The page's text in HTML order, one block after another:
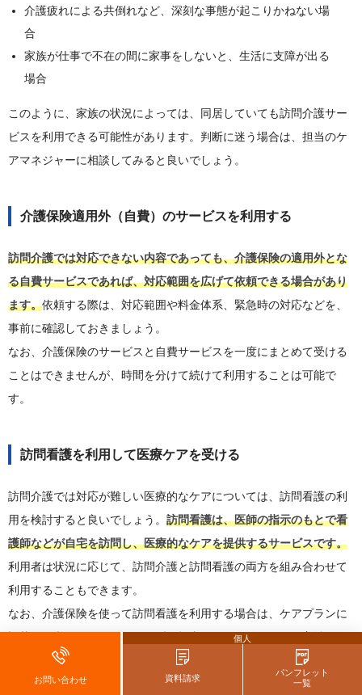
介護疲れによる共倒れなど、深刻な事態が起こりかねない場
合
家族が仕事で不在の間に家事をしないと、生活に支障が出る
場合
このように、家族の状況によっては、同居していても訪問介護サー
ビスを利用できる可能性があります。判断に迷う場合は、担当のケ
アマネジャーに相談してみると良いでしょう。
介護保険適用外（自費）のサービスを利用する
訪問介護では対応できない内容であっても、介護保険の適用外とな
る自費サービスであれば、対応範囲を広げて依頼できる場合があり
ます。依頼する際は、対応範囲や料金体系、緊急時の対応などを、
事前に確認しておきましょう。
なお、介護保険のサービスと自費サービスを一度にまとめて受ける
ことはできませんが、時間を分けて続けて利用することは可能で
す。
訪問看護を利用して医療ケアを受ける
訪問介護では対応が難しい医療的なケアについては、訪問看護の利
用を検討すると良いでしょう。 訪問看護は、医師の指示のもとで看
護師などが自宅を訪問し、医療的なケアを提供するサービスです。
利用者は状況に応じて、訪問介護と訪問看護の両方を組み合わせて
利用することもできます。
なお、介護保険を使って訪問看護を利用する場合は、ケアプランに
記載する必要があるため、まずは担当のケアマネジャーや主治医に
相談しましょう。
お問い合わせ
個人
資料請求
パンフレット
一覧